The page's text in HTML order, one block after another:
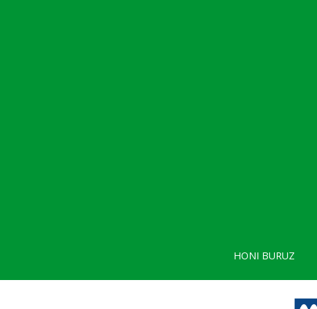
HONI BURUZ